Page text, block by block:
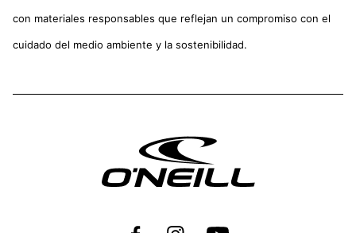
con materiales responsables que reflejan un compromiso con el
cuidado del medio ambiente y la sostenibilidad.